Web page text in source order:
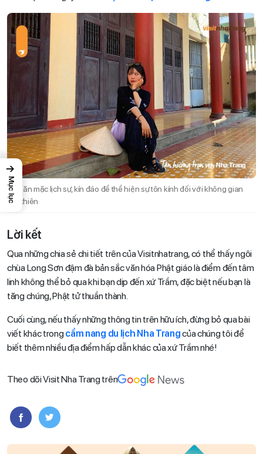
Hãy ăn mặc lịch sự, kín đáo để thể hiện sự tôn kính đối với không gian
linh thiên
Lời kết
Qua những chia sẻ chi tiết trên của Visitnhatrang, có thể thấy ngôi
chùa Long Sơn đậm đà bản sắc văn hóa Phật giáo là điểm đến tâm
linh không thể bỏ qua khi bạn dịp đến xứ Trầm, đặc biệt nếu bạn là
tăng chúng, Phật tử thuần thành.
Cuối cùng, nếu thấy những thông tin trên hữu ích, đừng bỏ qua bài
viết khác trong cẩm nang du lịch Nha Trangcủa chúng tôi để
biết thêm nhiều địa điểm hấp dẫn khác của xứ Trầm nhé!
Theo dõi Visit Nha Trang trên
→
Mục lục